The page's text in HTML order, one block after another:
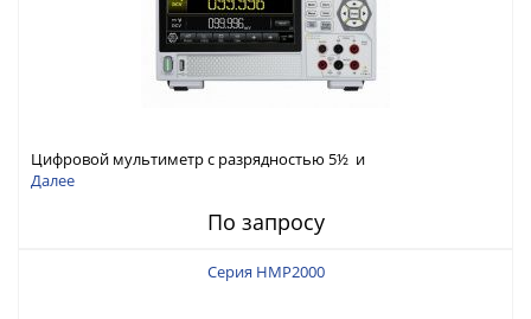
Цифровой мультиметр с разрядностью 5½ и
интерфейсами USB-device, USB-host, LAN и Web control
Далее
По запросу
Серия HMP2000